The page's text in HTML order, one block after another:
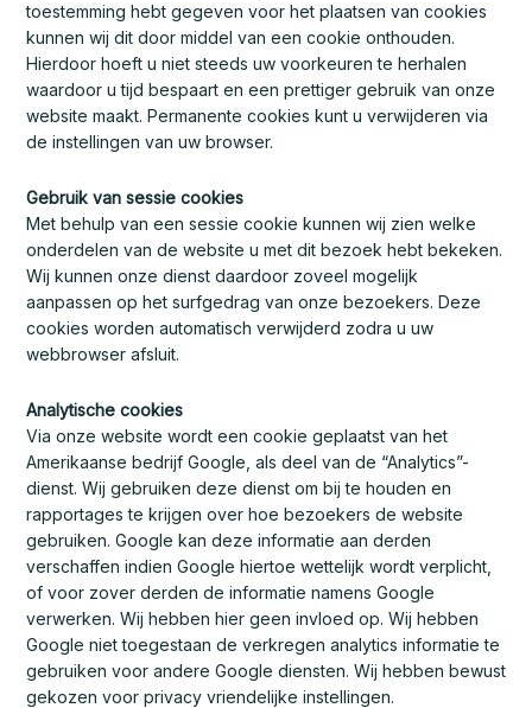
toestemming hebt gegeven voor het plaatsen van cookies
kunnen wij dit door middel van een cookie onthouden.
Hierdoor hoeft u niet steeds uw voorkeuren te herhalen
waardoor u tijd bespaart en een prettiger gebruik van onze
website maakt. Permanente cookies kunt u verwijderen via
de instellingen van uw browser.
Gebruik van sessie cookies
Met behulp van een sessie cookie kunnen wij zien welke
onderdelen van de website u met dit bezoek hebt bekeken.
Wij kunnen onze dienst daardoor zoveel mogelijk
aanpassen op het surfgedrag van onze bezoekers. Deze
cookies worden automatisch verwijderd zodra u uw
webbrowser afsluit.
Analytische cookies
Via onze website wordt een cookie geplaatst van het
Amerikaanse bedrijf Google, als deel van de “Analytics”-
dienst. Wij gebruiken deze dienst om bij te houden en
rapportages te krijgen over hoe bezoekers de website
gebruiken. Google kan deze informatie aan derden
verschaffen indien Google hiertoe wettelijk wordt verplicht,
of voor zover derden de informatie namens Google
verwerken. Wij hebben hier geen invloed op. Wij hebben
Google niet toegestaan de verkregen analytics informatie te
gebruiken voor andere Google diensten. Wij hebben bewust
gekozen voor privacy vriendelijke instellingen.